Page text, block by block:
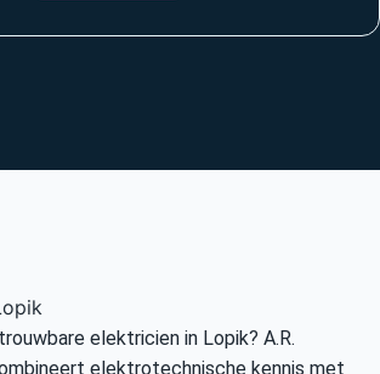
elektricien in Lopik? A.R.
elektrotechnische kennis met